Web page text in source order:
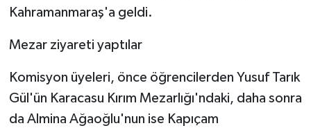
Kahramanmaraş'a geldi.
Mezar ziyareti yaptılar
Komisyon üyeleri, önce öğrencilerden Yusuf Tarık
Gül'ün Karacasu Kırım Mezarlığı'ndaki, daha sonra
da Almina Ağaoğlu'nun ise Kapıçam